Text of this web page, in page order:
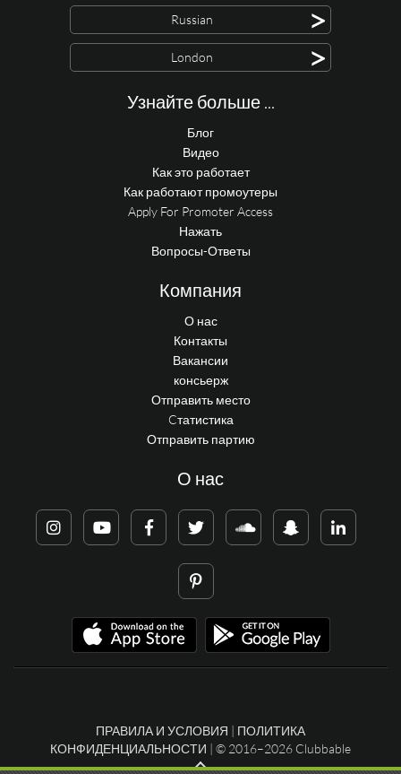
Russian >
London >
Узнайте больше ...
Блог
Видео
Как это работает
Как работают промоутеры
Apply For Promoter Access
Нажать
Вопросы-Ответы
Компания
О нас
Контакты
Вакансии
консьерж
Отправить место
Cтатистика
Отправить партию
О нас
ПРАВИЛА И УСЛОВИЯ | ПОЛИТИКА
КОНФИДЕНЦИАЛЬНОСТИ | © 2016–2026 Clubbable